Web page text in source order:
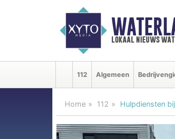
lokaal nieuws
112 Algemeen
Home 112 Hulpdiensten